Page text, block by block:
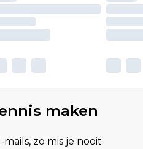
maken
zo mis je nooit